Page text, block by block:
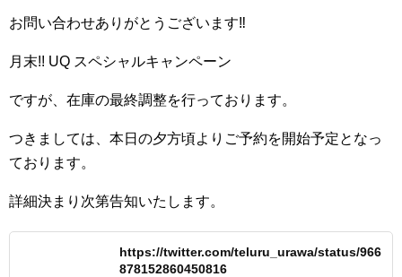
お問い合わせありがとうございます‼️
月末!! UQ スペシャルキャンペーン
ですが、在庫の最終調整を行っております。
つきましては、本日の夕方頃よりご予約を開始予定となっ
ております。
詳細決まり次第告知いたします。
https://twitter.com/teluru_urawa/status/966
878152860450816